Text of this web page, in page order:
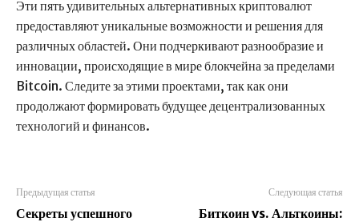
Эти пять удивительных альтернативных криптовалют
предоставляют уникальные возможности и решения для
различных областей. Они подчеркивают разнообразие и
инновации, происходящие в мире блокчейна за пределами
Bitcoin. Следите за этими проектами, так как они
продолжают формировать будущее децентрализованных
технологий и финансов.
Предыдущая статья
Секреты успешного
Следующая статья
Биткоин vs. Альткоины: